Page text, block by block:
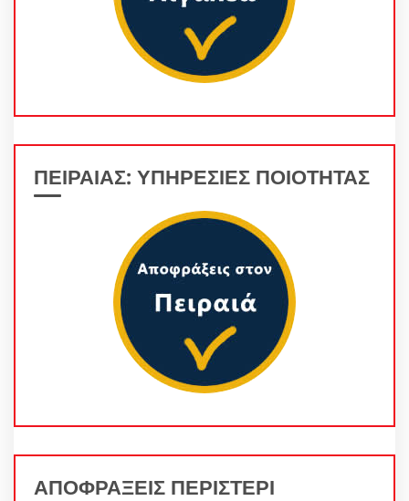
ΠΕΙΡΑΙΑΣ: ΥΠΗΡΕΣΙΕΣ ΠΟΙΟΤΗΤΑΣ
ΑΠΟΦΡΑΞΕΙΣ ΠΕΡΙΣΤΕΡΙ